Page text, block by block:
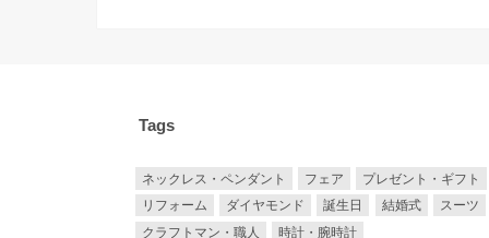
Tags
ネックレス・ペンダント フェア
プレゼント・ギフト
リフォーム
ダイヤモンド 誕生日 結婚式
スーツ
クラフトマン・職人
時計・腕時計